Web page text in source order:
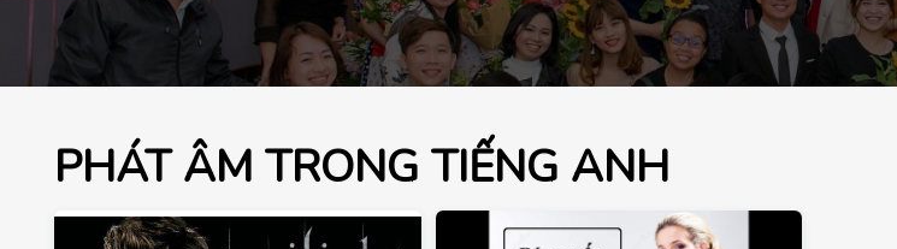
PHÁT ÂM TRONG TIẾNG ANH